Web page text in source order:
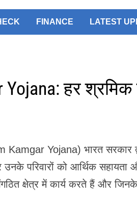
FINANCE LATEST
हर श्रमिक
Yojana) भारत सरकार
उनके परिवारों को आर्थिक
क्षेत्र में कार्य करते हैं और जिनके